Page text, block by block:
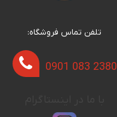
تلفن تماس فروشگاه:
0901 083 2380